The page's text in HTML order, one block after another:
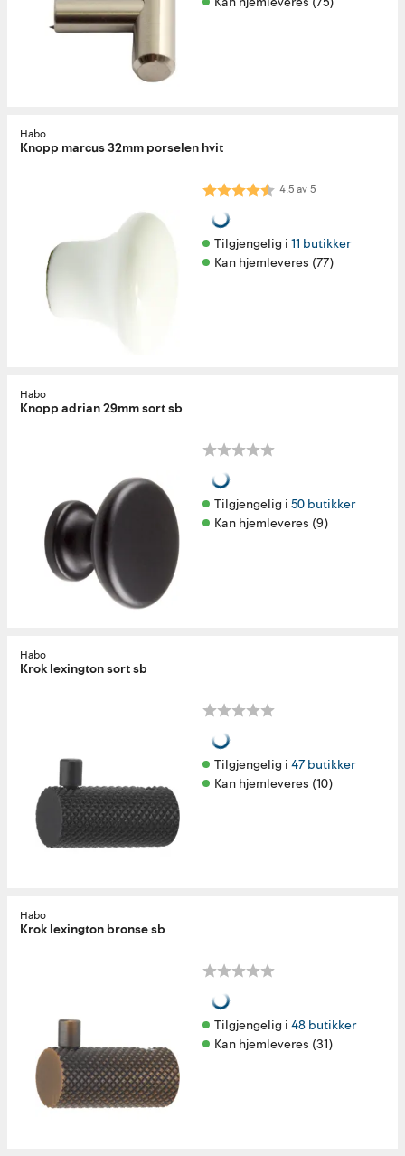
Habo
Knopp marcus 32mm porselen hvit
Karakter: 4.5 av 5 mulige
4.5av5
Tilgjengelig i 11 butikker
Kan hjemleveres (77)
Habo
Knopp adrian 29mm sort sb
Tilgjengelig i 50 butikker
Kan hjemleveres (9)
Habo
Krok lexington sort sb
Tilgjengelig i 47 butikker
Kan hjemleveres (10)
Habo
Krok lexington bronse sb
Tilgjengelig i 48 butikker
Kan hjemleveres (31)